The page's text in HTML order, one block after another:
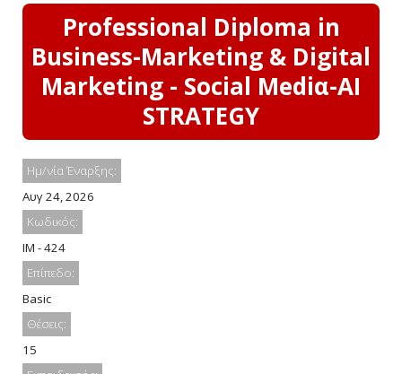
Professional Diploma in
Business-Marketing & Digital
Marketing - Social Mediα-AI
STRATEGY
Ημ/νία Έναρξης:
Αυγ 24, 2026
Κωδικός:
IM - 424
Επίπεδο:
Basic
Θέσεις:
15